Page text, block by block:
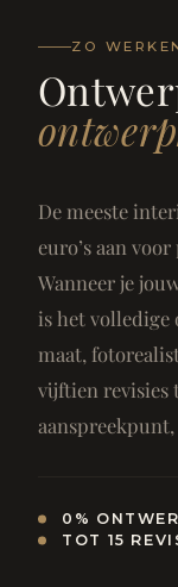
ZO
De meeste
euro’s aan
Wanneer je
is het volledige
maat,
vijftien revisies
0%
TOT 15